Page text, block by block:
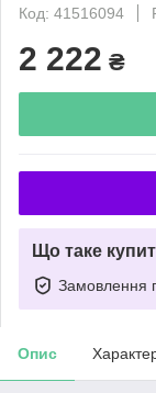
Код: 41516094
2 222 ₴
Що таке
Замовлення
Опис